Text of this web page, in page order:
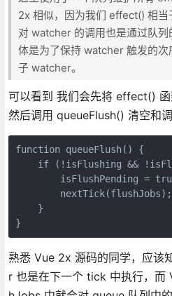
2x 相似，因为我们 effect() 相
对 watcher 的调用也是通过队
体是为了保持 watcher 触发的
子 watcher。
可以看到 我们会先将 effect() 函
然后调用 queueFlush() 清空和调
function queueFlush() {
if (!isFlushing &&
isFlushPending =
        nextTick(flushJobs);
    }
}
熟悉 Vue 2x 源码的同学，应该
r 也是在下一个 tick 中执行，而